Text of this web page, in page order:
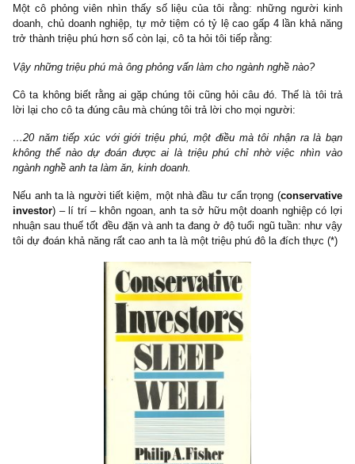
cái của mình: đức tính tiết kiệm (frugal) và tự lập (independent)
từ khi bắt đầu, thứ giúp thế hệ F1 là chính bạn đã thành công
thành triệu phú.
2> Người nhận quà bằng tiền mặt thường xuyên còn nhầm lẫn
sản của bố mẹ họ là của họ. Thành thử họ không cần động
muốn đổ mồ hôi vất vả gì để tiết kiệm, đầu tư và gầy dựng tài
riêng mình nữa. Rất sớm thôi, họ sẽ mong người tặng quà cho
đời và ngắm đến khối tài sản mà họ để lại (@S.A.F.E: thế này
“dark” rồi, nhưng không hẳn Stanley nói sai đâu, chính cuộc đời
sát người thực việc thực của chúng tôi cũng cho thấy nhiều